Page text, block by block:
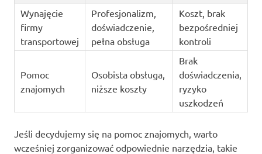
Wynajęcie
firmy
transportowej
Profesjonalizm,
doświadczenie,
pełna obsługa
Koszt, brak
bezpośredniej
kontroli
Pomoc
znajomych
Osobista obsługa,
niższe koszty
Brak
doświadczenia,
ryzyko
uszkodzeń
Jeśli decydujemy się na pomoc znajomych, warto
wcześniej zorganizować odpowiednie narzędzia, takie